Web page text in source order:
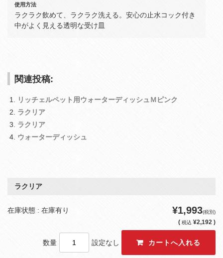
使用方法
ラクラク飲めて、ラクラク洗える。安心の止水コック付き
中がよく見える透明な受け皿
関連投稿:
リッチェルペット用ウォーターディッシュＭピンク
ラクリア
ラクリア
ウォーターディッシュ
ラクリア
在庫状態 : 在庫有り ¥1,993(税別)
( 税込 ¥2,192 )
数量 設定なし